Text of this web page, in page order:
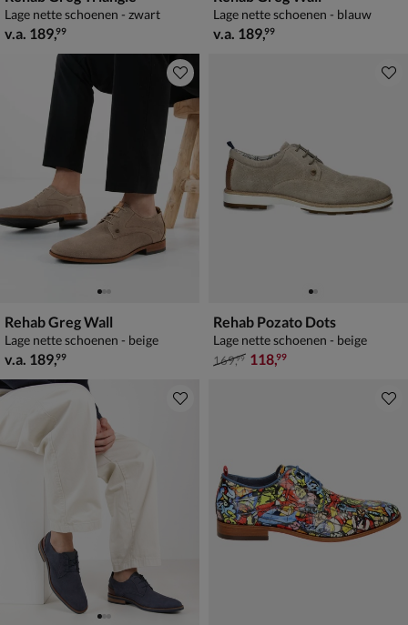
Lage nette schoenen - zwart
vanaf € 189,99
v.a. 189,99
Lage nette schoenen - blauw
vanaf € 189,99
v.a. 189,99
Rehab Greg Wall
Lage nette schoenen - beige
vanaf € 189,99
v.a. 189,99
Rehab Pozato Dots
Lage nette schoenen - beige
van € 169,99 voor € 118,99
169,99 118,99